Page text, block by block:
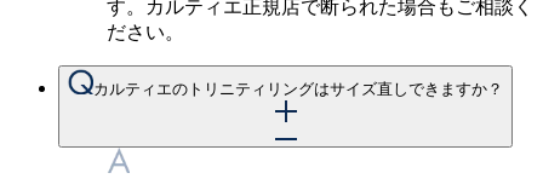
す。カルティエ正規店で断られた場合もご相談く
ださい。
カルティエのトリニティリングはサイズ直しできますか？